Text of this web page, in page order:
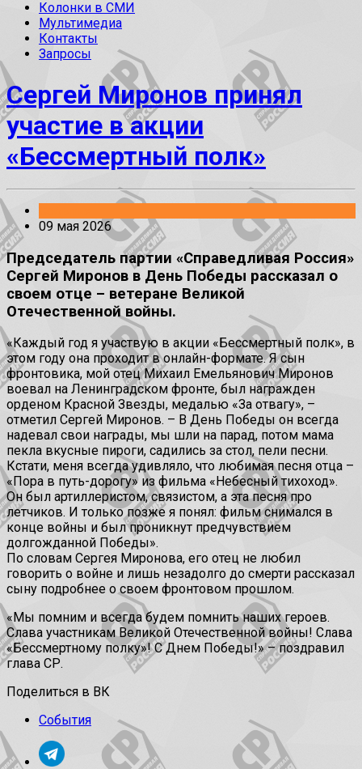
Колонки в СМИ
Мультимедиа
Контакты
Запросы
Сергей Миронов принял
участие в акции
«Бессмертный полк»
09 мая 2026
Председатель партии «Справедливая Россия»
Сергей Миронов в День Победы рассказал о
своем отце – ветеране Великой
Отечественной войны.
«Каждый год я участвую в акции «Бессмертный полк», в
этом году она проходит в онлайн-формате. Я сын
фронтовика, мой отец Михаил Емельянович Миронов
воевал на Ленинградском фронте, был награжден
орденом Красной Звезды, медалью «За отвагу», –
отметил Сергей Миронов. – В День Победы он всегда
надевал свои награды, мы шли на парад, потом мама
пекла вкусные пироги, садились за стол, пели песни.
Кстати, меня всегда удивляло, что любимая песня отца –
«Пора в путь-дорогу» из фильма «Небесный тихоход».
Он был артиллеристом, связистом, а эта песня про
летчиков. И только позже я понял: фильм снимался в
конце войны и был проникнут предчувствием
долгожданной Победы».
По словам Сергея Миронова, его отец не любил
говорить о войне и лишь незадолго до смерти рассказал
сыну подробнее о своем фронтовом прошлом.
«Мы помним и всегда будем помнить наших героев.
Слава участникам Великой Отечественной войны! Слава
«Бессмертному полку»! С Днем Победы!» – поздравил
глава СР.
Поделиться в ВК
События